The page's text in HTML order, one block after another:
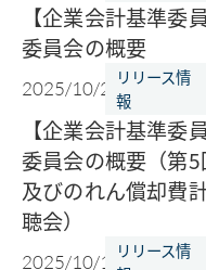
【企業会計基準委
委員会の概要
2025/10/20
リリース情
報
【企業会計基準委
委員会の概要（第
及びのれん償却費
聴会）
2025/10/16
リリース情